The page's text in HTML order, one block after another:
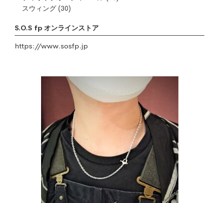
スウィング (30)
S.O.S fp オンラインストア
https://www.sosfp.jp